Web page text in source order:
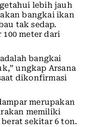
lebih jauh
bangkai ikan
tak sedap.
meter dari
bangkai
ungkap Arsana
dikonfirmasi
merupakan
memiliki
sekitar 6 ton.